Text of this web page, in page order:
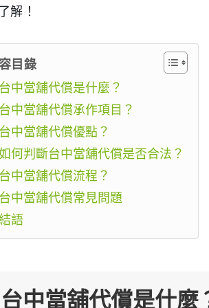
解！
目錄
台中當舖代償是什麼？
台中當舖代償承作項目？
台中當舖代償優點？
何判斷台中當舖代償是否合法？
台中當舖代償流程？
台中當舖代償常見問題
語
台中當舖代償是什麼